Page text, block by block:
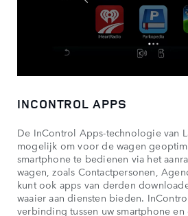
INCONTROL APPS
De InControl Apps-technologie van
mogelijk om voor de wagen
smartphone te bedienen via het
wagen, zoals Contactpersonen,
kunt ook apps van derden
waaier aan diensten bieden.
verbinding tussen uw smartphone